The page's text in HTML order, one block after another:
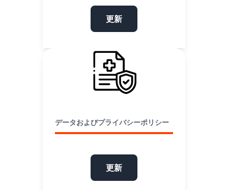
更新
データおよびプライバシーポリシー
更新